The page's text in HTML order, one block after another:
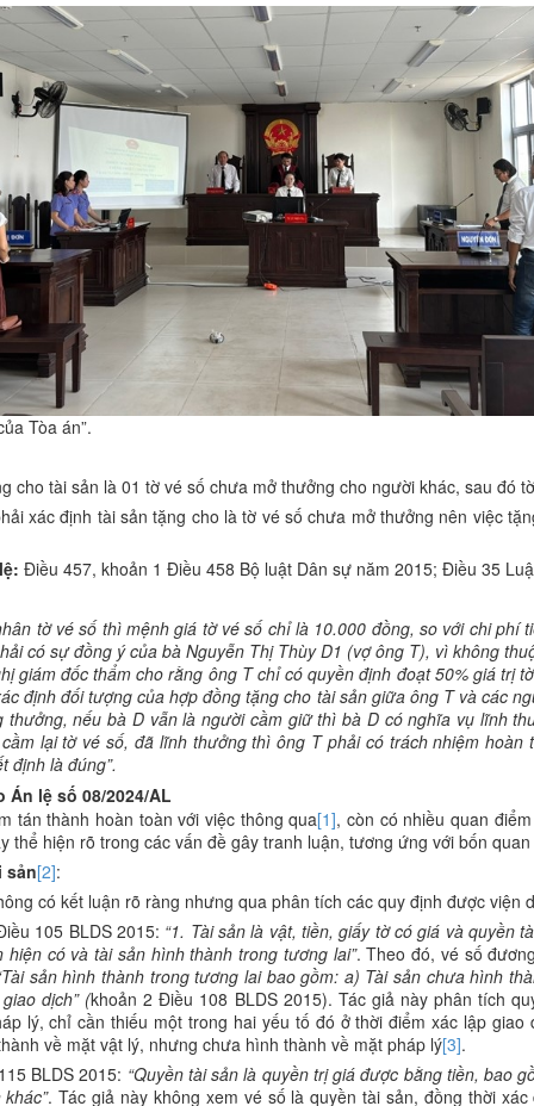
Tòa án”.
cho tài sản là 01 tờ vé số chưa mở thưởng cho người khác, sau đó
xác định tài sản tặng cho là tờ vé số chưa mở thưởng nên việc
Điều 457, khoản 1 Điều 458 Bộ luật Dân sự năm 2015; Điều 35
tờ vé số thì mệnh giá tờ vé số chỉ là 10.000 đồng, so với chi
có sự đồng ý của bà Nguyễn Thị Thùy D1 (vợ ông T), vì không
giám đốc thẩm cho rằng ông T chỉ có quyền định đoạt 50% giá trị
định đối tượng của hợp đồng tặng cho tài sản giữa ông T và các
nếu bà D vẫn là người cầm giữ thì bà D có nghĩa vụ lĩnh
lại tờ vé số, đã lĩnh thưởng thì ông T phải có trách nhiệm
định là đúng”.
lệ số 08/2024/AL
tán thành hoàn toàn với việc thông qua[1], còn có nhiều quan
thể hiện rõ trong các vấn đề gây tranh luận, tương ứng với bốn
sản[2]:
có kết luận rõ ràng nhưng qua phân tích các quy định được
105 BLDS 2015: “1. Tài sản là vật, tiền, giấy tờ có giá và quyền
có và tài sản hình thành trong tương lai”. Theo đó, vé số
sản hình thành trong tương lai bao gồm: a) Tài sản chưa hình
dịch” (khoản 2 Điều 108 BLDS 2015). Tác giả này phân tích
lý, chỉ cần thiếu một trong hai yếu tố đó ở thời điểm xác lập
về mặt vật lý, nhưng chưa hình thành về mặt pháp lý[3].
BLDS 2015: “Quyền tài sản là quyền trị giá được bằng tiền, bao
. Tác giả này không xem vé số là quyền tài sản, đồng thời